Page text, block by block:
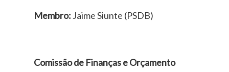
Membro: Jaime Siunte (PSDB)
Comissão de Finanças e Orçamento